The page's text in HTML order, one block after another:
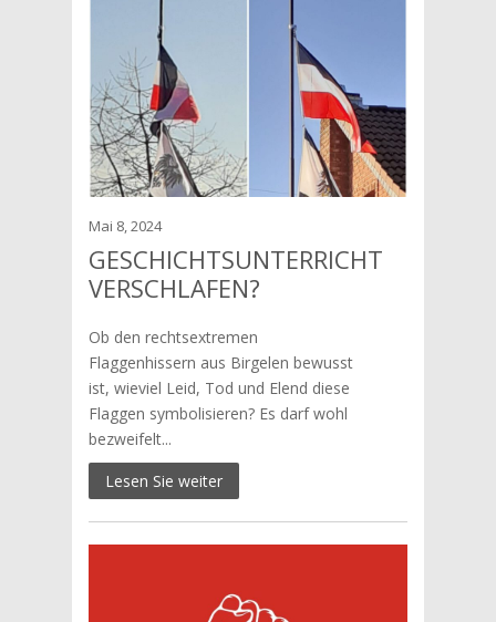
Mai 8, 2024
GESCHICHTSUNTERRICHT
VERSCHLAFEN?
Ob den rechtsextremen
Flaggenhissern aus Birgelen bewusst
ist, wieviel Leid, Tod und Elend diese
Flaggen symbolisieren? Es darf wohl
bezweifelt...
Lesen Sie weiter